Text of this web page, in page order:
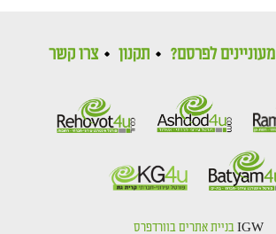
מעוניינים לפרסם? תקנון צרו קשר
IGW בניית אתרים בוורדפרס